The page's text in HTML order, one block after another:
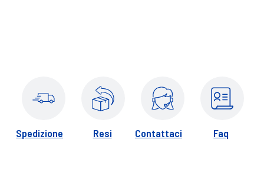
Spedizione Resi Contattaci Faq